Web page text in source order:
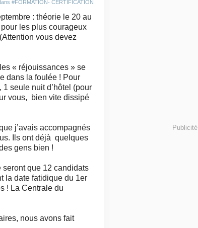
#FORMATION- CERTIFICATION
: théorie le 20 au
les plus courageux
vous devez
« réjouissances » se
dans la foulée ! Pour
seule nuit d’hôtel (pour
vous, bien vite dissipé
j’avais accompagnés
Ils ont déjà quelques
gens bien !
seront que 12 candidats
la date fatidique du 1er
! La Centrale du
nous avons fait
Publicité